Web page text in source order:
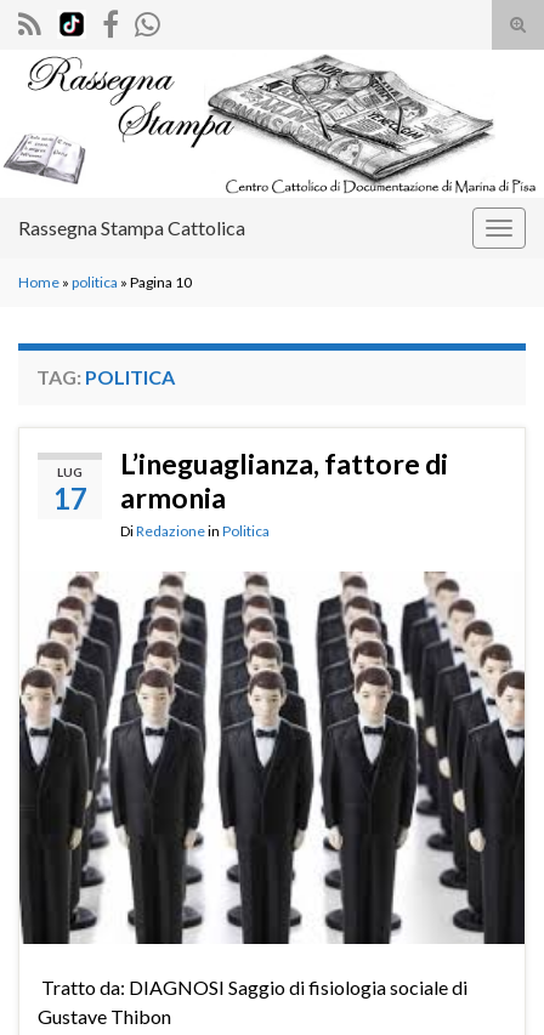
il
Search for:
Rassegna Stampa Cattolica
Home » politica » Pagina 10
TAG: POLITICA
LUG
17
L’ineguaglianza, fattore di
armonia
DiRedazionein Politica
Tratto da: DIAGNOSI Saggio di fisiologia sociale di
Gustave Thibon